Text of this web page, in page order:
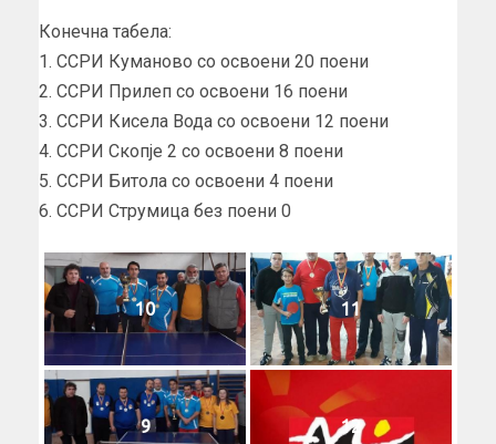
Конечна табела:
1. ССРИ Куманово со освоени 20 поени
2. ССРИ Прилеп со освоени 16 поени
3. ССРИ Кисела Вода со освоени 12 поени
4. ССРИ Скопје 2 со освоени 8 поени
5. ССРИ Битола со освоени 4 поени
6. ССРИ Струмица без поени 0
10 11
9 12